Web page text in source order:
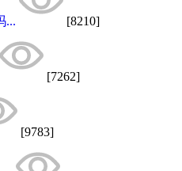
... [8210]
[7262]
[9783]